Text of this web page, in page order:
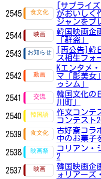
2545
[サプライ
がおいしく
ジャンをプ
2544
韓国映画企
「群盗」
2543
[再公告]韓
ス相生フォ
2542
Kエンタメ
マ「影美女
ゥシム」
2541
韓国文化の
川町」
2540
作文コンテ
コンテスト
2539
古好斎コラ
中のお菓子
2538
コリアン・
2
2537
韓国映画企
ォリアーズ